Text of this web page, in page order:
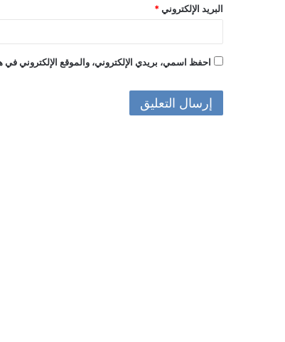
البريد الإلكتروني *
احفظ اسمي، بريدي الإلكتروني، والموقع الإلكتروني